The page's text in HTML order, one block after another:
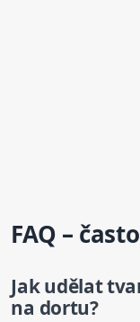
FAQ –
Jak udělat
na dortu?